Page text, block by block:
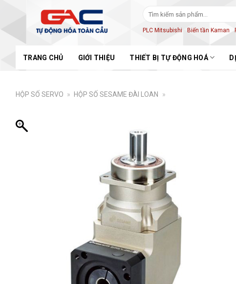
content
PLC Mitsubishi
Biến tần Kaman
TRANG CHỦ GIỚI THIỆU THIẾT BỊ TỰ ĐỘNG HOÁ
HỘP SỐ SERVO » HỘP SỐ SESAME ĐÀI LOAN »